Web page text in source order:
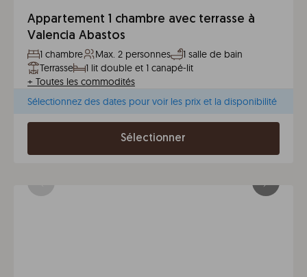
Appartement 1 chambre avec terrasse à
Valencia Abastos
1 chambre Max. 2 personnes
1 salle de bain
Terrasse
1 lit double et 1 canapé-lit
+ Toutes les commodités
Sélectionnez des dates pour voir les prix et la disponibilité
Sélectionner